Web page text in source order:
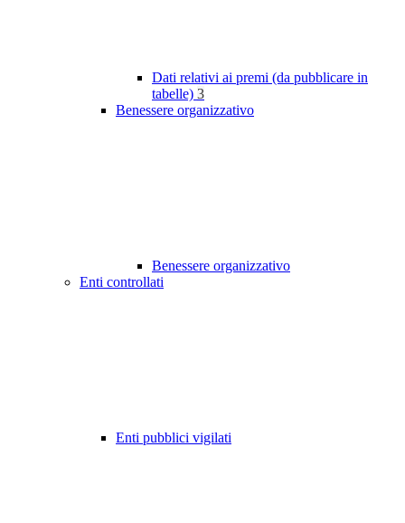
Dati relativi ai premi (da pubblicare in
tabelle) 3
Benessere organizzativo
Benessere organizzativo
Enti controllati
Enti pubblici vigilati